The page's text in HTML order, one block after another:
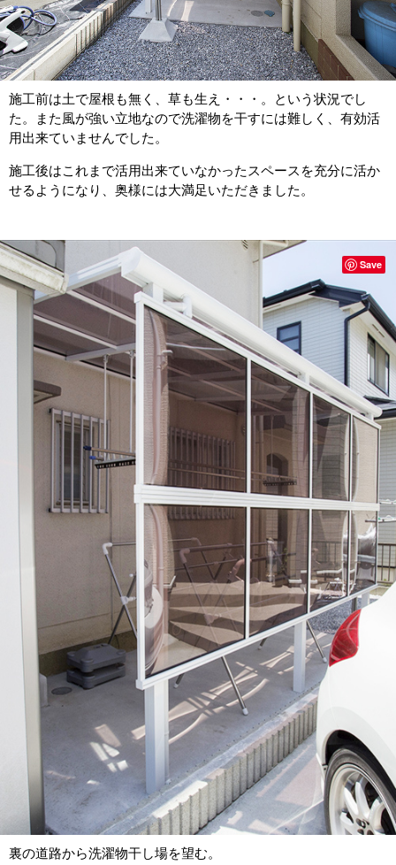
施工前は土で屋根も無く、草も生え・・・。という状況でし
た。また風が強い立地なので洗濯物を干すには難しく、有効活
用出来ていませんでした。
施工後はこれまで活用出来ていなかったスペースを充分に活か
せるようになり、奥様には大満足いただきました。
裏の道路から洗濯物干し場を望む。
Save